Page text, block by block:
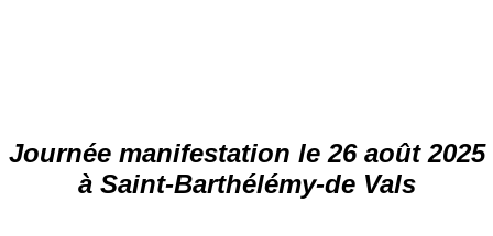
Journée manifestation le 26 août 2025
à Saint-Barthélémy-de Vals